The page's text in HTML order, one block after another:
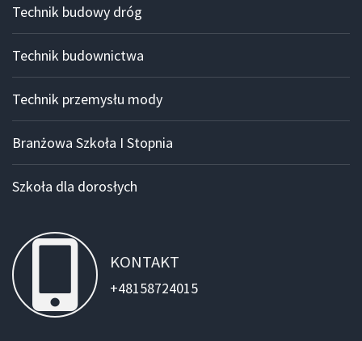
Technik budowy dróg
Technik budownictwa
Technik przemysłu mody
Branżowa Szkoła I Stopnia
Szkoła dla dorosłych
KONTAKT
+48158724015